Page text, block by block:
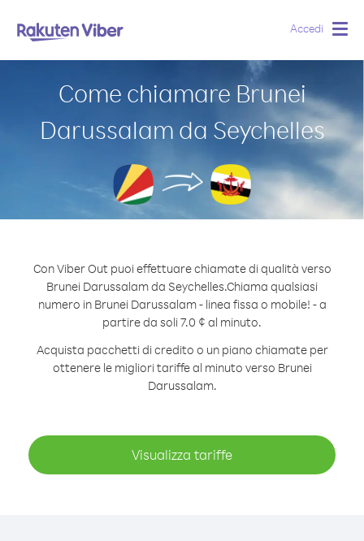
Accedi
Come chiamare Brunei
Darussalam da Seychelles
Con Viber Out puoi effettuare chiamate di qualità verso
Brunei Darussalam da Seychelles.Chiama qualsiasi
numero in Brunei Darussalam - linea fissa o mobile! - a
partire da soli 7.0 ¢ al minuto.
Acquista pacchetti di credito o un piano chiamate per
ottenere le migliori tariffe al minuto verso Brunei
Darussalam.
Visualizza tariffe